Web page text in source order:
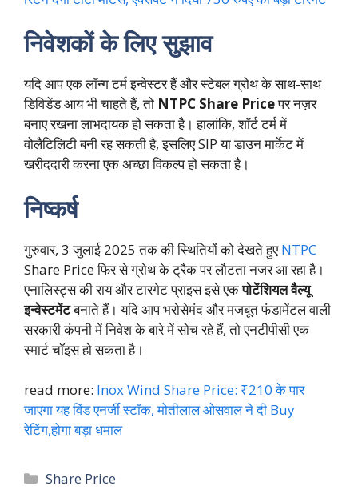
निवेशकों के लिए सुझाव
यदि आप एक लॉन्ग टर्म इन्वेस्टर हैं और स्टेबल ग्रोथ के साथ-साथ
डिविडेंड आय भी चाहते हैं, तो NTPC Share Priceपर नज़र
बनाए रखना लाभदायक हो सकता है। हालांकि, शॉर्ट टर्म में
वोलैटिलिटी बनी रह सकती है, इसलिए SIP या डाउन मार्केट में
खरीददारी करना एक अच्छा विकल्प हो सकता है।
निष्कर्ष
गुरुवार, 3 जुलाई 2025 तक की स्थितियों को देखते हुएNTPC
Share Price फिर से ग्रोथ के ट्रैक पर लौटता नजर आ रहा है।
एनालिस्ट्स की राय और टारगेट प्राइस इसे एकपोटेंशियल वैल्यू
इन्वेस्टमेंटबनाते हैं। यदि आप भरोसेमंद और मजबूत फंडामेंटल वाली
सरकारी कंपनी में निवेश के बारे में सोच रहे हैं, तो एनटीपीसी एक
स्मार्ट चॉइस हो सकता है।
read more: Inox Wind Share Price: ₹210 के पार
जाएगा यह विंड एनर्जी स्टॉक, मोतीलाल ओसवाल ने दी Buy
रेटिंग,होगा बड़ा धमाल
Categories
Share Price